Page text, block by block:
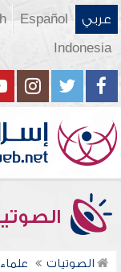
عربي Español
Indonesia
الصوتيات